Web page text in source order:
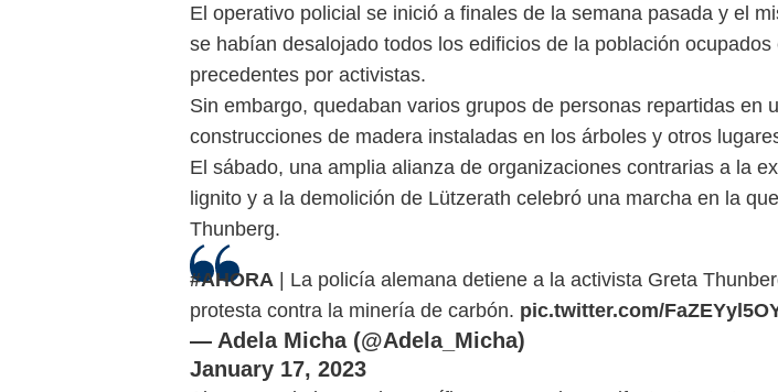
El operativo policial se inició a finales de la semana pasada y el
se habían desalojado todos los edificios de la población ocupados
precedentes por activistas.
Sin embargo, quedaban varios grupos de personas repartidas en
construcciones de madera instaladas en los árboles y otros
El sábado, una amplia alianza de organizaciones contrarias a la
lignito y a la demolición de Lützerath celebró una marcha en la
Thunberg.
#AHORA | La policía alemana detiene a la activista Greta
protesta contra la minería de carbón. pic.twitter.com/
— Adela Micha (@Adela_Micha)
January 17, 2023